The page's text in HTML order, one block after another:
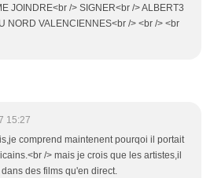
JOINDRE<br /> SIGNER<br /> ALBERT3
NORD VALENCIENNES<br /> <br /> <br
15:27
comprend maintenent pourqoi il portait
/> mais je crois que les artistes,il
des films qu'en direct.